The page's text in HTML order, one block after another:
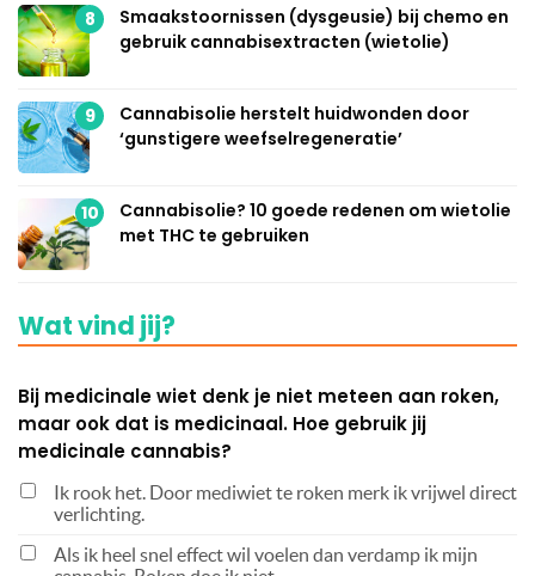
8
Smaakstoornissen (dysgeusie) bij chemo en
gebruik cannabisextracten (wietolie)
9
Cannabisolie herstelt huidwonden door
‘gunstigere weefselregeneratie’
10
Cannabisolie? 10 goede redenen om wietolie
met THC te gebruiken
Wat vind jij?
Bij medicinale wiet denk je niet meteen aan roken,
maar ook dat is medicinaal. Hoe gebruik jij
medicinale cannabis?
Ik rook het. Door mediwiet te roken merk ik vrijwel direct
verlichting.
Als ik heel snel effect wil voelen dan verdamp ik mijn